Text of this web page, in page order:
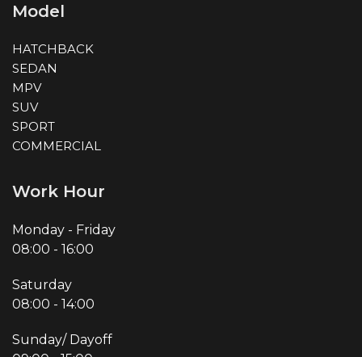
Model
HATCHBACK
SEDAN
MPV
SUV
SPORT
COMMERCIAL
Work Hour
Monday - Friday
08:00 - 16:00
Saturday
08:00 - 14:00
Sunday/ Dayoff